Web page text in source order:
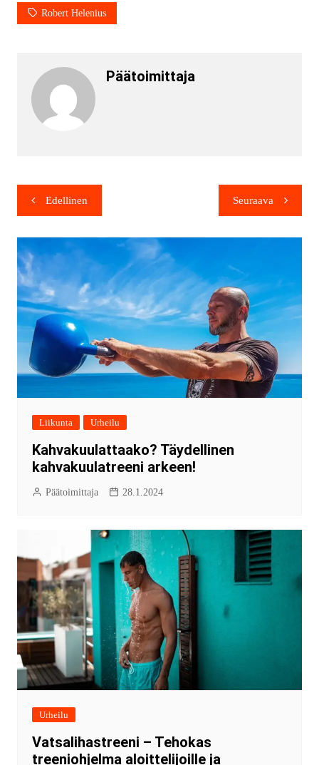
Robert Helenius
Päätoimittaja
Edellinen Seuraava
Liikunta Urheilu
Kahvakuulattaako? Täydellinen
kahvakuulatreeni arkeen!
Päätoimittaja 28.1.2024
Urheilu
Vatsalihastreeni – Tehokas
treeniohjelma aloittelijoille ja